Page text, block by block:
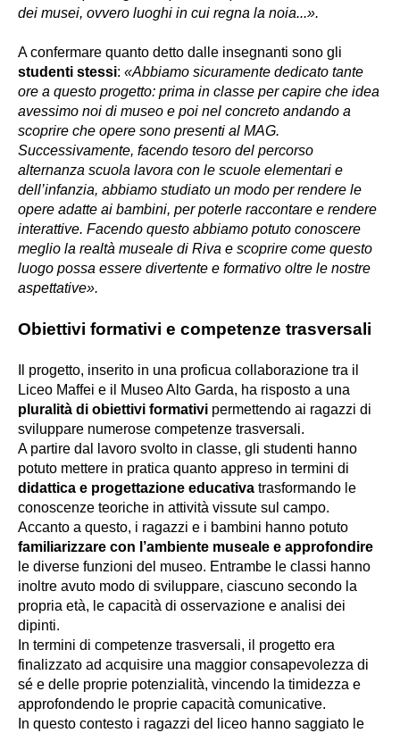
dei musei, ovvero luoghi in cui regna la noia...».
A confermare quanto detto dalle insegnanti sono gli
studenti stessi: «Abbiamo sicuramente dedicato tante
ore a questo progetto: prima in classe per capire che idea
avessimo noi di museo e poi nel concreto andando a
scoprire che opere sono presenti al MAG.
Successivamente, facendo tesoro del percorso
alternanza scuola lavora con le scuole elementari e
dell’infanzia, abbiamo studiato un modo per rendere le
opere adatte ai bambini, per poterle raccontare e rendere
interattive. Facendo questo abbiamo potuto conoscere
meglio la realtà museale di Riva e scoprire come questo
luogo possa essere divertente e formativo oltre le nostre
aspettative».
Obiettivi formativi e competenze trasversali
Il progetto, inserito in una proficua collaborazione tra il
Liceo Maffei e il Museo Alto Garda, ha risposto a una
pluralità di obiettivi formativi permettendo ai ragazzi di
sviluppare numerose competenze trasversali.
A partire dal lavoro svolto in classe, gli studenti hanno
potuto mettere in pratica quanto appreso in termini di
didattica e progettazione educativa trasformando le
conoscenze teoriche in attività vissute sul campo.
Accanto a questo, i ragazzi e i bambini hanno potuto
familiarizzare con l’ambiente museale e approfondire
le diverse funzioni del museo. Entrambe le classi hanno
inoltre avuto modo di sviluppare, ciascuno secondo la
propria età, le capacità di osservazione e analisi dei
dipinti.
In termini di competenze trasversali, il progetto era
finalizzato ad acquisire una maggior consapevolezza di
sé e delle proprie potenzialità, vincendo la timidezza e
approfondendo le proprie capacità comunicative.
In questo contesto i ragazzi del liceo hanno saggiato le